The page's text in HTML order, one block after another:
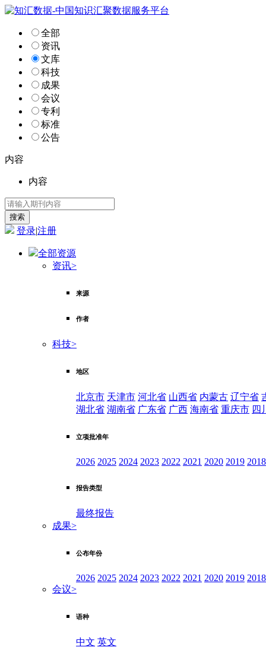
全部
资讯
文库
科技
成果
会议
专利
标准
公告
内容
内容
登录|注册
全部资源
资讯>
来源
作者
科技>
地区
北京市 天津市 河北省 山西省 内蒙古 辽宁省
湖北省 湖南省 广东省 广西 海南省 重庆市 四
立项批准年
2026 2025 2024 2023 2022 2021 2020 2019 2018
报告类型
最终报告
成果>
公布年份
2026 2025 2024 2023 2022 2021 2020 2019 2018
会议>
语种
中文 英文